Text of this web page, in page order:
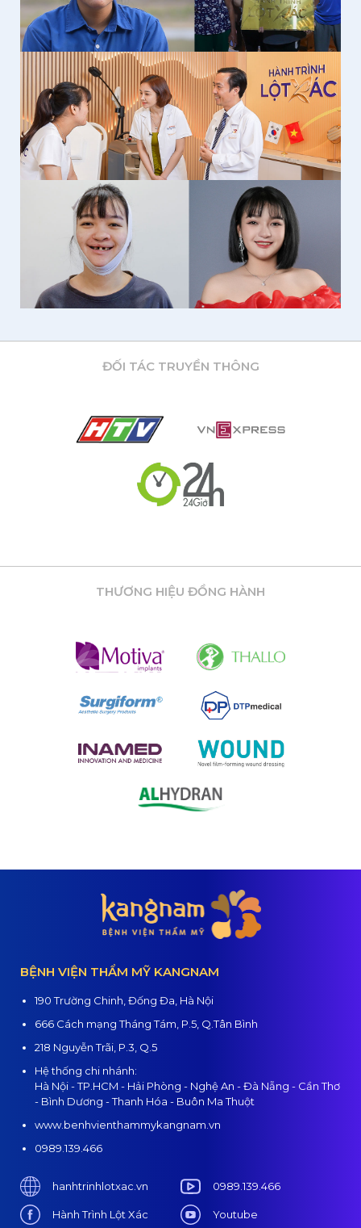
ĐỐI TÁC TRUYỀN THÔNG
THƯƠNG HIỆU ĐỒNG HÀNH
BỆNH VIỆN THẨM MỸ KANGNAM
190 Trường Chinh, Đống Đa, Hà Nội
666 Cách mạng Tháng Tám, P.5, Q.Tân Bình
218 Nguyễn Trãi, P.3, Q.5
Hệ thống chi nhánh:
Hà Nội - TP.HCM - Hải Phòng - Nghệ An - Đà Nẵng - Cần Thơ
- Bình Dương - Thanh Hóa - Buôn Ma Thuột
www.benhvienthammykangnam.vn
0989.139.466
hanhtrinhlotxac.vn 0989.139.466
Hành Trình Lột Xác Youtube